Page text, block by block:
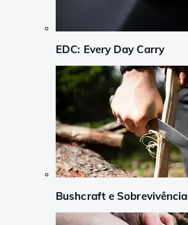
EDC: Every Day Carry
Bushcraft e Sobrevivência